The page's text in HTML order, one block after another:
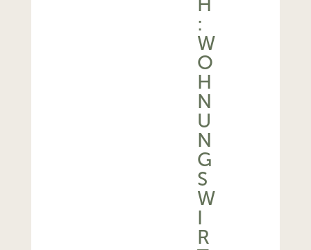
H
:
W
O
H
N
U
N
G
S
W
I
R